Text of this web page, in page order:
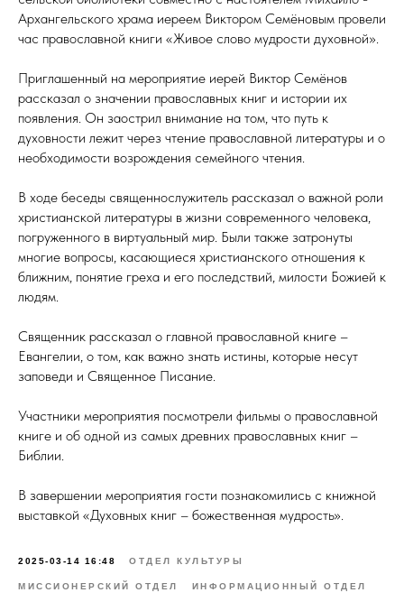
Архангельского храма иереем Виктором Семёновым провели
час православной книги «Живое слово мудрости духовной».
Приглашенный на мероприятие иерей Виктор Семёнов
рассказал о значении православных книг и истории их
появления. Он заострил внимание на том, что путь к
духовности лежит через чтение православной литературы и о
необходимости возрождения семейного чтения.
В ходе беседы священнослужитель рассказал о важной роли
христианской литературы в жизни современного человека,
погруженного в виртуальный мир. Были также затронуты
многие вопросы, касающиеся христианского отношения к
ближним, понятие греха и его последствий, милости Божией к
людям.
Священник рассказал о главной православной книге –
Евангелии, о том, как важно знать истины, которые несут
заповеди и Священное Писание.
Участники мероприятия посмотрели фильмы о православной
книге и об одной из самых древних православных книг –
Библии.
В завершении мероприятия гости познакомились с книжной
выставкой «Духовных книг – божественная мудрость».
2025-03-14 16:48 ОТДЕЛ КУЛЬТУРЫ
МИССИОНЕРСКИЙ ОТДЕЛ ИНФОРМАЦИОННЫЙ ОТДЕЛ